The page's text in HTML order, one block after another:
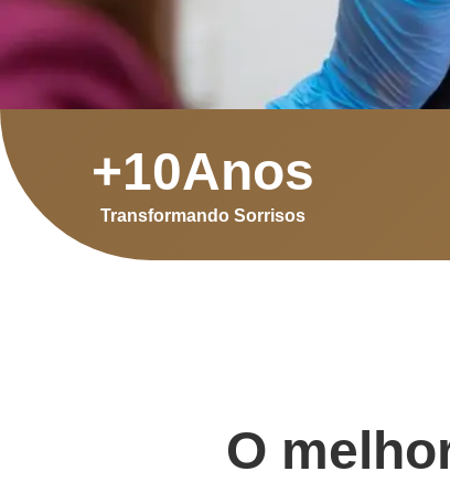
Transformando Sorrisos
+10Anos
O